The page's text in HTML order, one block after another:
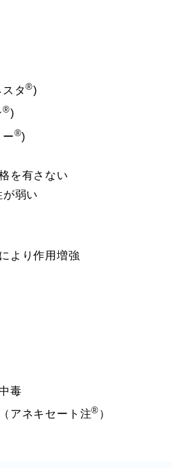
タ®)
®)
®)
を有さない
弱い
より作用増強
毒
アネキセート注® ）